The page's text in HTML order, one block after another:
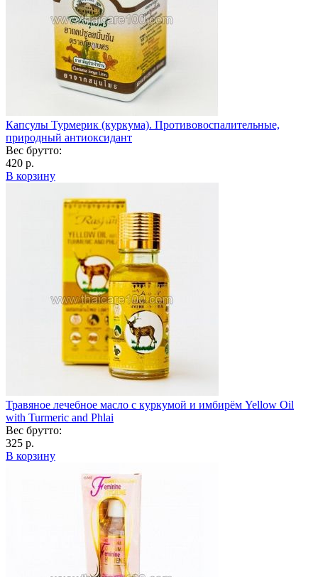
Капсулы Турмерик (куркума). Противовоспалительные,
природный антиоксидант
Вес брутто:
420 р.
В корзину
Травяное лечебное масло с куркумой и имбирём Yellow Oil
with Turmeric and Phlai
Вес брутто:
325 р.
В корзину